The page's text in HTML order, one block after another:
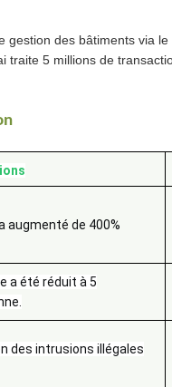
gestion des bâtiments via
5 millions de
augmenté de 400%
a été réduit à 5
des intrusions illégales